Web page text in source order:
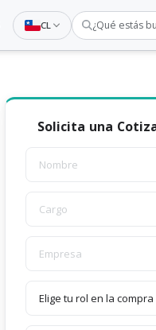
CL ¿Qué estás
Solicita una